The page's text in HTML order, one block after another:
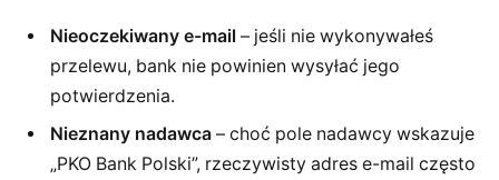
Nieoczekiwany e-mail – jeśli nie wykonywałeś
przelewu, bank nie powinien wysyłać jego
potwierdzenia.
Nieznany nadawca – choć pole nadawcy wskazuje
„PKO Bank Polski”, rzeczywisty adres e-mail często